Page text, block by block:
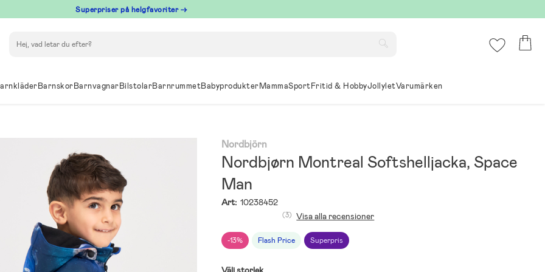
Superpriser på helgfavoriter →
BarnskorBarnvagnarBilstolarBarnrummetBabyprodukterMammaSportFritid & HobbyJollyletVarumärken
Nordbjörn
Nordbjørn Montreal Softshelljacka, Space
Man
Art: 10238452
-13% Flash Price Superpris
(3) Visa alla recensioner